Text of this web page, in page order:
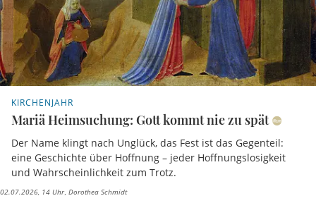
KIRCHENJAHR
Mariä Heimsuchung: Gott kommt nie zu spät
Der Name klingt nach Unglück, das Fest ist das Gegenteil:
eine Geschichte über Hoffnung – jeder Hoffnungslosigkeit
und Wahrscheinlichkeit zum Trotz.
02.07.2026, 14 Uhr Dorothea Schmidt